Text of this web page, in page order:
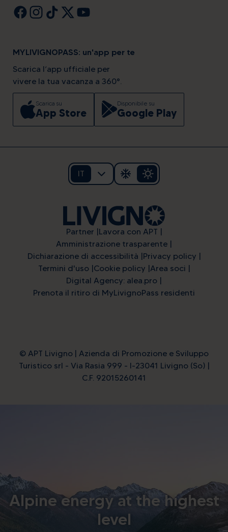
MYLIVIGNOPASS: un'app per te
Scarica l’app ufficiale per
vivere la tua vacanza a 360°.
Scarica su
App Store
Disponibile su
Google Play
IT
Partner Lavora con APT
Amministrazione trasparente
Dichiarazione di accessibilità Privacy policy
Termini d'uso Cookie policy Area soci
Digital Agency: alea.pro
Prenota il ritiro di MyLivignoPass residenti
© APT Livigno | Azienda di Promozione e Sviluppo
Turistico srl - Via Rasia 999 - I-23041 Livigno (So) |
C.F. 92015260141
Alpine energy at the highest
level